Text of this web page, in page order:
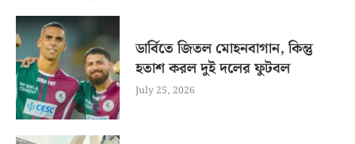
ডার্বিতে জিতল মোহনবাগান, কিন্তু
হতাশ করল দুই দলের ফুটবল
July 25, 2026